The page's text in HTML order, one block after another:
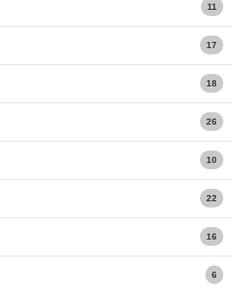
11
17
18
26
10
22
16
6